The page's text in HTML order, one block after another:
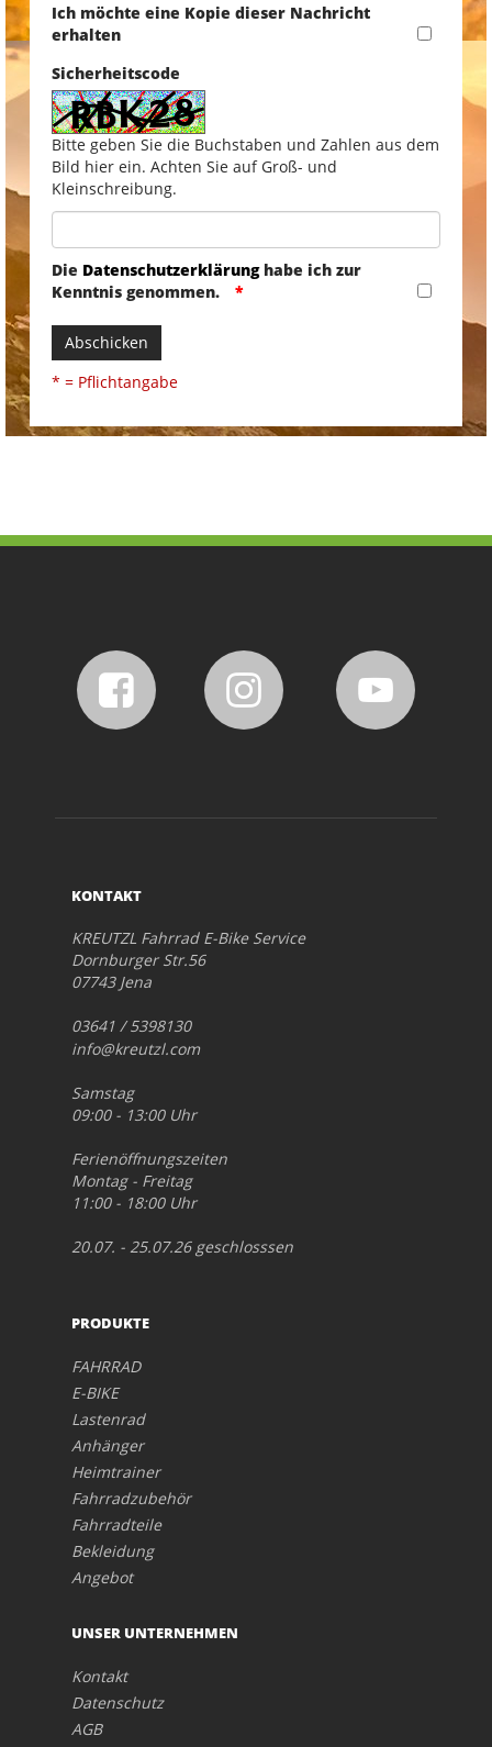
Ich möchte eine Kopie dieser Nachricht
erhalten
Sicherheitscode
Bitte geben Sie die Buchstaben und Zahlen aus dem
Bild hier ein. Achten Sie auf Groß- und
Kleinschreibung.
Die Datenschutzerklärunghabe ich zur
Kenntnis genommen.
Abschicken
* = Pflichtangabe
KONTAKT
KREUTZL Fahrrad E-Bike Service
Dornburger Str.56
07743 Jena
03641 / 5398130
info@kreutzl.com
Samstag
09:00 - 13:00 Uhr
Ferienöffnungszeiten
Montag - Freitag
11:00 - 18:00 Uhr
20.07. - 25.07.26 geschlosssen
PRODUKTE
FAHRRAD
E-BIKE
Lastenrad
Anhänger
Heimtrainer
Fahrradzubehör
Fahrradteile
Bekleidung
Angebot
UNSER UNTERNEHMEN
Kontakt
Datenschutz
AGB